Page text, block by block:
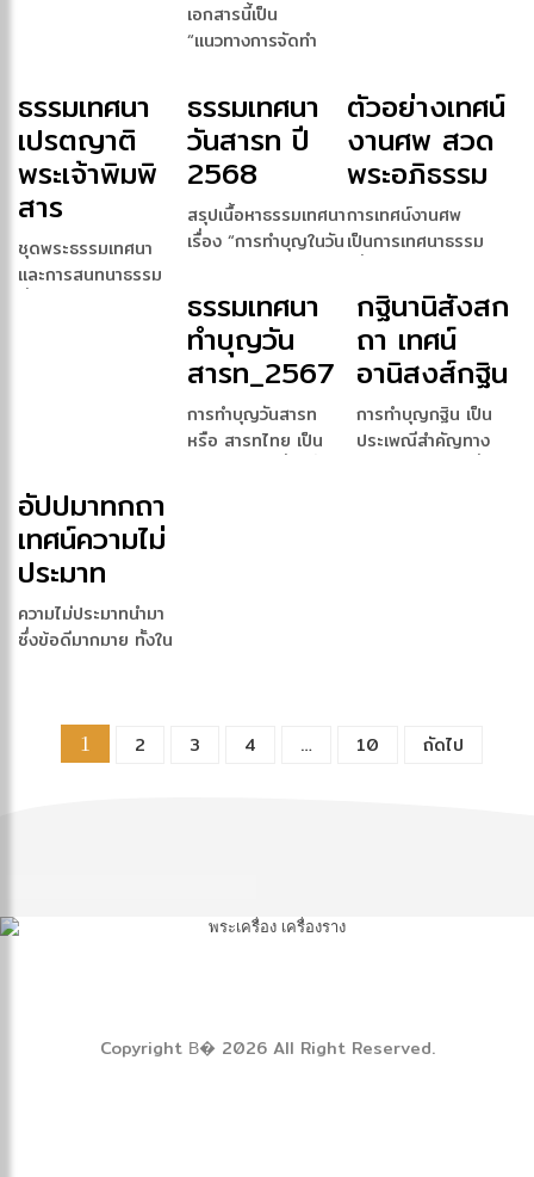
เอกสารนี้เป็น
“แนวทางการจัดทำ
ธรรมเทศนา
เปรตญาติ
พระเจ้าพิมพิ
สาร
ชุดพระธรรมเทศนา
และการสนทนาธรรม
ธรรมเทศนา
วันสารท ปี
2568
สรุปเนื้อหาธรรมเทศนา
เรื่อง “การทำบุญในวัน
ตัวอย่างเทศน์
งานศพ สวด
พระอภิธรรม
การเทศน์งานศพ
เป็นการเทศนาธรรม
คิดแ […]
ธรรมเทศนา
ทำบุญวัน
สารท_2567
การทำบุญวันสารท
หรือ สารทไทย เป็น
กฐินานิสังสก
ถา เทศน์
อานิสงส์กฐิน
การทำบุญกฐิน เป็น
ประเพณีสำคัญทาง
อัปปมาทกถา
เทศน์ความไม่
ประมาท
ความไม่ประมาทนำมา
ซึ่งข้อดีมากมาย ทั้งใน
1 2 3 4 … 10 ถัดไป
Copyright В� 2026 All Right Reserved.